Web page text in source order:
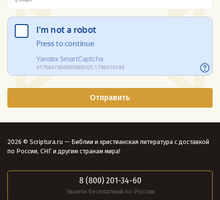
2026 © Scriptura.ru — Библии и христианская литература с доставкой
по России, СНГ и другим странам мира!
8 (800) 201-34-60
Звонок бесплатный по России